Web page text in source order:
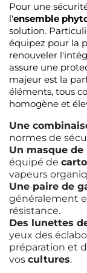
Pour une
l'ensemble
solution.
équipez pour la
renouveler
assure une
majeur est la
éléments, tous
homogène et
Une
normes de
Un masque
équipé de
vapeurs
Une paire de
généralement
résistance.
Des lunettes
yeux des
préparation et
vos cultures.